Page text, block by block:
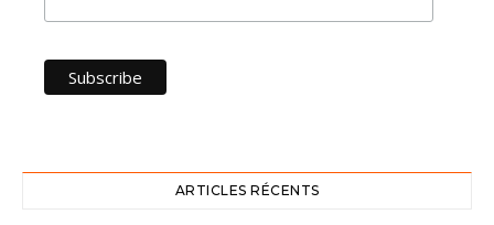
ARTICLES RÉCENTS